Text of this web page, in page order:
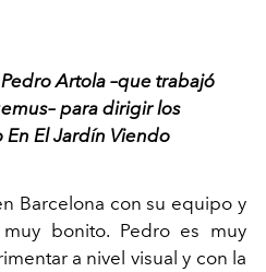
Artola –que trabajó
para dirigir los
El Jardín Viendo
Barcelona con su equipo y
bonito. Pedro es muy
a nivel visual y con la